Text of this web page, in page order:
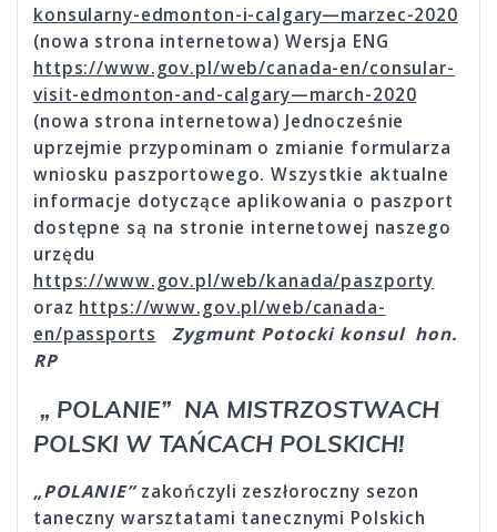
konsularny-edmonton-i-calgary—marzec-2020
(nowa strona internetowa) Wersja ENG
https://www.gov.pl/web/canada-en/consular-
visit-edmonton-and-calgary—march-2020
(nowa strona internetowa) Jednocześnie
uprzejmie przypominam o zmianie formularza
wniosku paszportowego. Wszystkie aktualne
informacje dotyczące aplikowania o paszport
dostępne są na stronie internetowej naszego
urzędu
https://www.gov.pl/web/kanada/paszporty
oraz https://www.gov.pl/web/canada-
en/passports
Zygmunt Potocki konsul hon.
RP
„ POLANIE” NA MISTRZOSTWACH
POLSKI W TAŃCACH POLSKICH!
„POLANIE” zakończyli zeszłoroczny sezon
taneczny warsztatami tanecznymi Polskich